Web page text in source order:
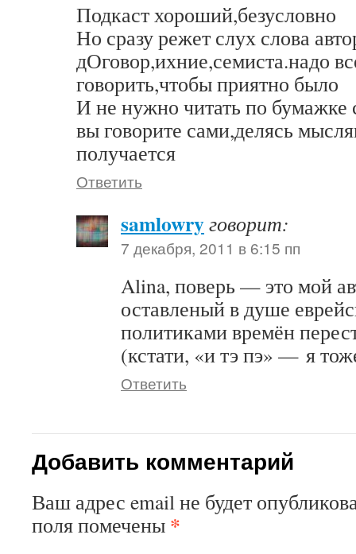
Подкаст хороший,безусловно
Но сразу режет слух слова
дОговор,ихние,семиста.надо
говорить,чтобы приятно было
И не нужно читать по бумажке
вы говорите сами,делясь
получается
Ответить
samlowryговорит:
7 декабря, 2011 в 6:15 пп
Alina, поверь — это мой
оставленый в душе
политиками времён
(кстати, «и тэ пэ» — я
Ответить
Добавить комментарий
Ваш адрес email не будет
поля помечены *